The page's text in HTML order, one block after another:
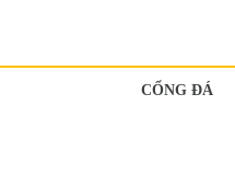
CỔNG ĐÁ